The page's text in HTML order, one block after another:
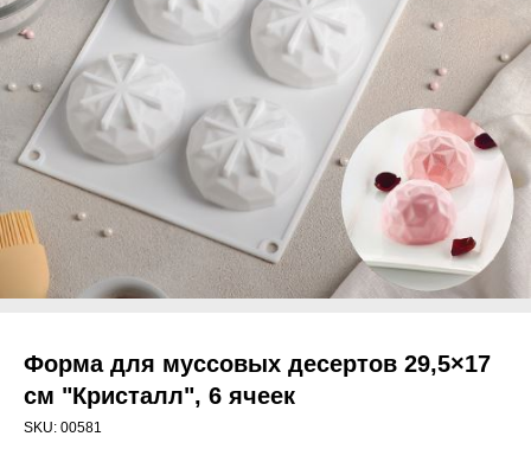
Форма для муссовых десертов 29,5×17
см "Кристалл", 6 ячеек
SKU: 00581